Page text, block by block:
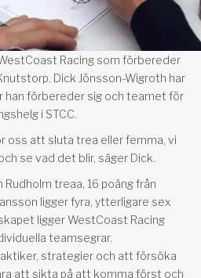
Racing som förbereder
Dick Jönsson-Wigroth har
han förbereder sig och teamet för
i STCC.
oss att sluta trea eller femma, vi
se vad det blir, säger Dick.
treaa, 16 poäng från
ligger fyra, ytterligare sex
ligger WestCoast Racing
teamsegrar.
strategier och att försöka
att sikta på att komma först och